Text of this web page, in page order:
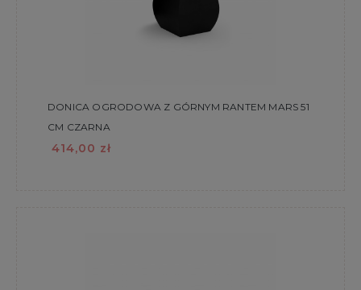
DONICA OGRODOWA Z GÓRNYM RANTEM MARS 51
CM CZARNA
414,00 zł